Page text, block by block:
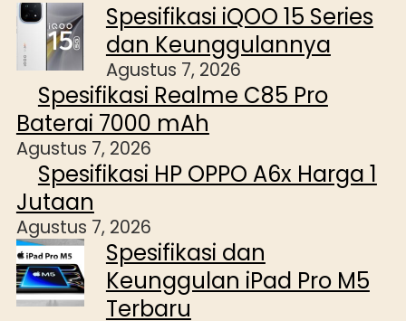
Spesifikasi iQOO 15 Series
dan Keunggulannya
Agustus 7, 2026
Spesifikasi Realme C85 Pro
Baterai 7000 mAh
Agustus 7, 2026
Spesifikasi HP OPPO A6x Harga 1
Jutaan
Agustus 7, 2026
Spesifikasi dan
Keunggulan iPad Pro M5
Terbaru